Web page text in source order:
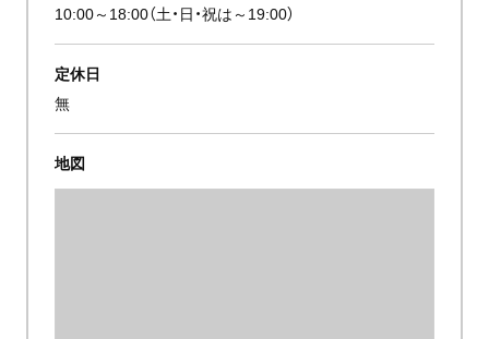
10:00～18:00（土・日・祝は～19:00）
定休日
無
地図